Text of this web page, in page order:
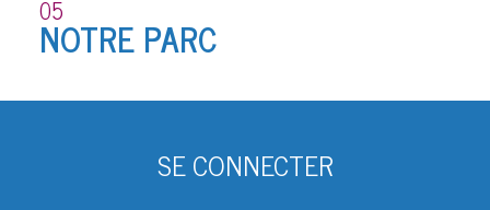
05
NOTRE PARC
SE CONNECTER